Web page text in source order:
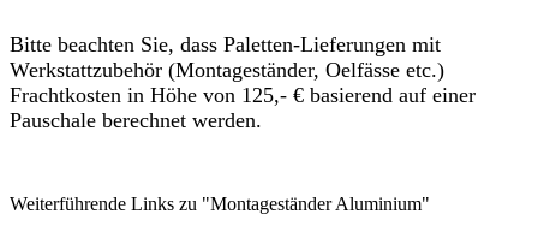
Bitte beachten Sie, dass Paletten-Lieferungen mit
Werkstattzubehör (Montageständer, Oelfässe etc.)
Frachtkosten in Höhe von 125,- € basierend auf einer
Pauschale berechnet werden.
Weiterführende Links zu "Montageständer Aluminium"